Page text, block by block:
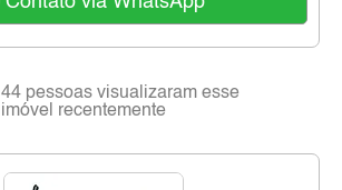
44 pessoas visualizaram esse
imóvel recentemente